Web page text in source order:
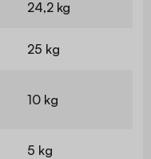
24,2 kg
25 kg
10 kg
5 kg